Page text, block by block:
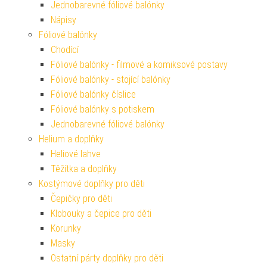
Jednobarevné fóliové balónky
Nápisy
Fóliové balónky
Chodící
Fóliové balónky - filmové a komiksové postavy
Fóliové balónky - stojící balónky
Fóliové balónky číslice
Fóliové balónky s potiskem
Jednobarevné fóliové balónky
Helium a doplňky
Heliové lahve
Těžítka a doplňky
Kostýmové doplňky pro děti
Čepičky pro děti
Klobouky a čepice pro děti
Korunky
Masky
Ostatní párty doplňky pro děti